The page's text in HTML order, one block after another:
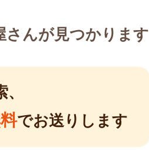
さんが見つかります
でお送りします